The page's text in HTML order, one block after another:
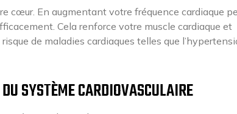
cœur. En augmentant votre fréquence cardiaque
Cela renforce votre muscle cardiaque et
de maladies cardiaques telles que
SYSTÈME CARDIOVASCULAIRE